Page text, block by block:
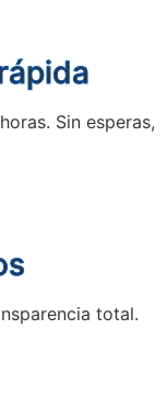
Sin esperas,
total.